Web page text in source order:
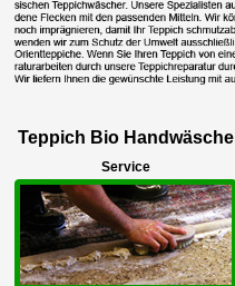
Teppich Bio Handwäsche
Service